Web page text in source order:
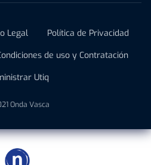
Legal
Política de Privacidad
de uso y Contratación
Utiq
Onda Vasca